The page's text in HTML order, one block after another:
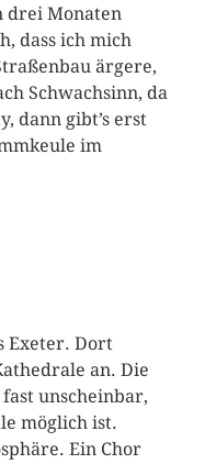
drei Monaten
dass ich mich
ärgere,
Schwachsinn, da
dann gibt’s erst
im
Exeter. Dort
an. Die
unscheinbar,
möglich ist.
Ein Chor